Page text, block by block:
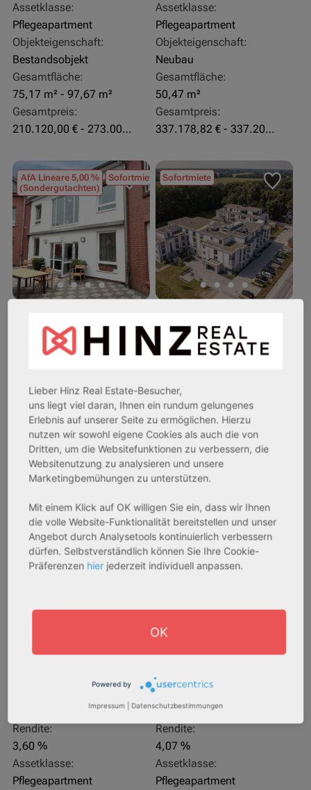
Assetklasse:
Pflegeapartment
Objekteigenschaft:
Bestandsobjekt
Gesamtfläche:
75,17 m² - 97,67 m²
Gesamtpreis:
210.120,00 € - 273.003,24 €
Assetklasse:
Pflegeapartment
Objekteigenschaft:
Neubau
Gesamtfläche:
50,47 m²
Gesamtpreis:
337.178,82 € - 337.207,06 €
AfA Lineare 5,00 %
(Sondergutachten)
Sofortmiete
Rendite:
Assetklasse:
Pflegeapartment
Objekteigenschaft:
Bestandsobjekt
Gesamtfläche:
41,59 m² - 62,15 m²
233.556,67 € - 349.016,67 €
Sofortmiete
Rendite:
Assetklasse:
Pflegeapartment
Objekteigenschaft:
Bestandsobjekt
Gesamtfläche:
50,95 m² - 56,21 m²
324.754,29 € - 358.289,14 €
AfA Degressive 5,00 %
27711 Osterholz-Scharmbeck
Rendite:
3,60 %
Assetklasse:
Pflegeapartment
Sofortmiete
32469 Petershagen
Rendite:
4,07 %
Assetklasse:
Pflegeapartment
Lieber Hinz Real Estate-Besucher,
uns liegt viel daran, Ihnen ein rundum gelungenes
Erlebnis auf unserer Seite zu ermöglichen. Hierzu
nutzen wir sowohl eigene Cookies als auch die von
Dritten, um die Websitefunktionen zu verbessern, die
Websitenutzung zu analysieren und unsere
Marketingbemühungen zu unterstützen.
Mit einem Klick auf OK willigen Sie ein, dass wir Ihnen
die volle Website-Funktionalität bereitstellen und unser
Angebot durch Analysetools kontinuierlich verbessern
dürfen. Selbstverständlich können Sie Ihre Cookie-
Präferenzen hier jederzeit individuell anpassen.
OK
Powered by
Impressum Datenschutzbestimmungen